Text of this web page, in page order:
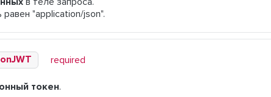
"application/json".
required
токен.